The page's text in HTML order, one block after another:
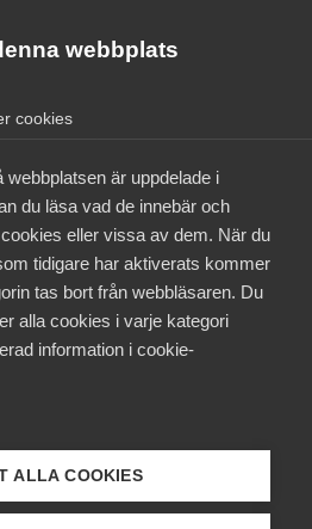
webbplats
cookies
är uppdelade i
du läsa vad de innebär och
eller vissa av dem. När du
tidigare har aktiverats kommer
tas bort från webbläsaren. Du
alla cookies i varje kategori
information i cookie-
ALLA COOKIES
återkrav
fel
en lagändring så att företag
att betala tillbaka hela
lämnas in för
som redan fått sådan
9 juli 2021 Pressmeddelanden